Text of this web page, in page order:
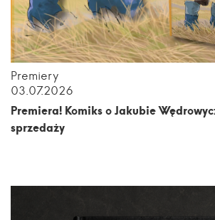
Premiery
03.07.2026
Premiera! Komiks o Jakubie
sprzedaży